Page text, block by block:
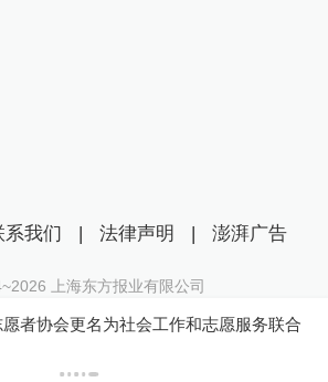
愿者协会更名为社会工作和志愿服务联合
系我们 | 法律声明 | 澎湃广告
2026 上海东方报业有限公司
20170116 | 沪ICP备14003370号
信息服务许可证：31120170006
公网安备 31010602000299号